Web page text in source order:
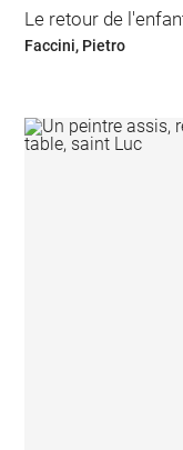
Le retour de
Faccini, Pietro